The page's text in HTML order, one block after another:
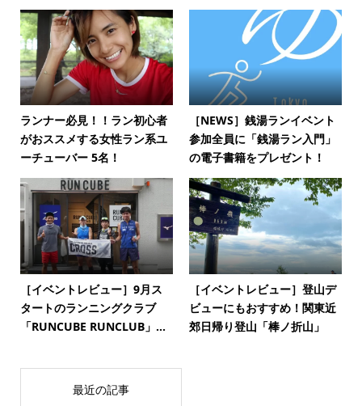
ランナー必見！！ラン初心者
がおススメする女性ラン系ユ
ーチューバー 5名！
［NEWS］銭湯ランイベント
参加全員に「銭湯ラン入門」
の電子書籍をプレゼント！
［イベントレビュー］9月ス
タートのランニングクラブ
「RUNCUBE RUNCLUB」...
［イベントレビュー］登山デ
ビューにもおすすめ！関東近
郊日帰り登山「棒ノ折山」
最近の記事